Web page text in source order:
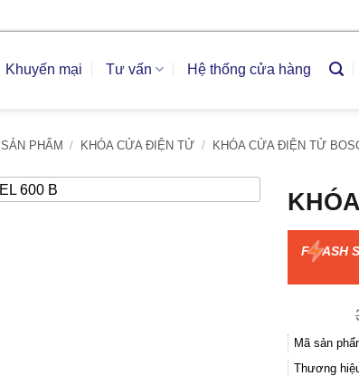
Khuyến mại Tư vấn Hệ thống cửa hàng
SẢN PHẨM / KHÓA CỬA ĐIỆN TỬ / KHÓA CỬA ĐIỆN TỬ
F ASH
Mã sản
Thương